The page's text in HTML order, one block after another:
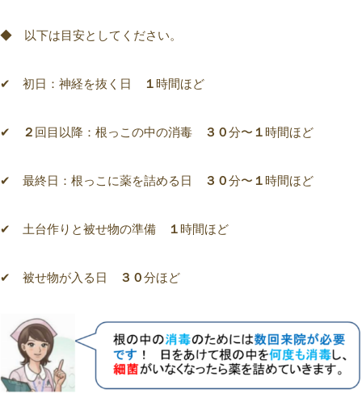
◆ 以下は目安としてください。
✔ 初日 ：神経を抜く日 １時間ほど
✔ ２回目以降：根っこの中の消毒 ３０分〜１時間ほど
✔ 最終日 ：根っこに薬を詰める日 ３０分〜１時間ほど
✔ 土台作り と被せ物の準備 １時間ほど
✔ 被せ物が入る日 ３０分ほど